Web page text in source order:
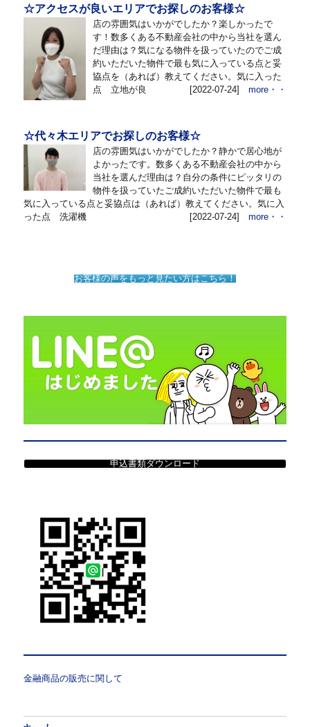
☆アクセスが良いエリアでお探しのお客様☆
店の雰囲気はいかがでしたか？楽しかったで
す！数多くある不動産会社の中から当社を選ん
だ理由は？気になる物件を扱っていたのでご成
約いただいた物件で最も気に入っている点と妥
協点を（あれば）教えてください。気に入った
点 立地が良
[2022-07-24] more・・
☆代々木エリアでお探しのお客様☆
店の雰囲気はいかがでしたか？静かで居心地が
よかったです。数多くある不動産会社の中から
当社を選んだ理由は？自分の条件にピッタリの
物件を扱っていたご成約いただいた物件で最も
気に入っている点と妥協点は（あれば）教えてください。気に入
った点 洗濯機
[2022-07-24] more・・
お客様の声をもっと見たい方はこちら！
申込書類ダウンロード
金融商品の販売に関して